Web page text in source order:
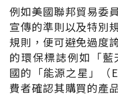
例如美國聯邦貿易委
宣傳的準則以及特別
規則，便可避免過度
的環保標誌例如「
國的「能源之星」（
費者確認其購買的產